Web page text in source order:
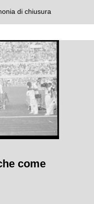
di chiusura
come